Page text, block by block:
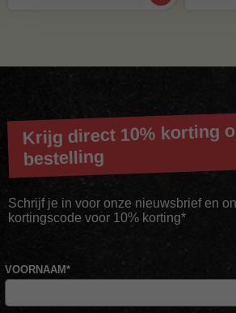
Krijg direct 10% korting
bestelling
Schrijf je in voor onze nieuwsbrief en
kortingscode voor 10% korting*
VOORNAAM*